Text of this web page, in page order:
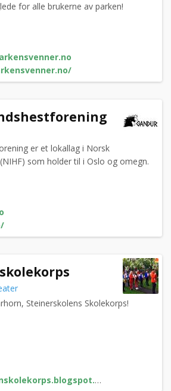
for alle brukerne av parken!
er et lokallag i Norsk
som holder til i Oslo og omegn.
Steinerskolens Skolekorps!